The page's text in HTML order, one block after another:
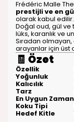
Frédéric Malle
prestijli ve en
olarak kabul edilir.
Doğal oud, gül
lüks, karanlık ve
Sıradan
arayanlar için üst
🧾 Özet
Özellik
Yoğunluk
Kalıcılık
Tarz
En Uygun Zaman
Koku Tipi
Hedef Kitle